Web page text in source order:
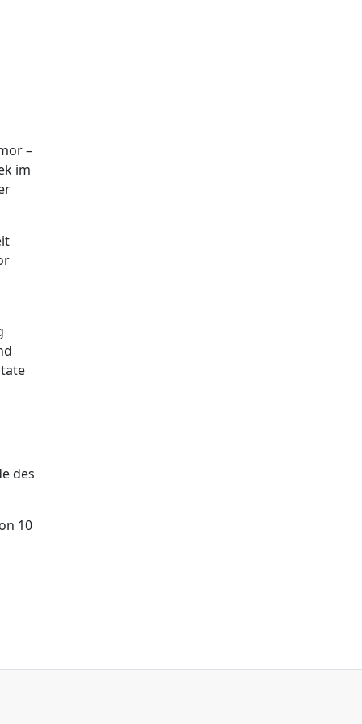
–
im
des
10